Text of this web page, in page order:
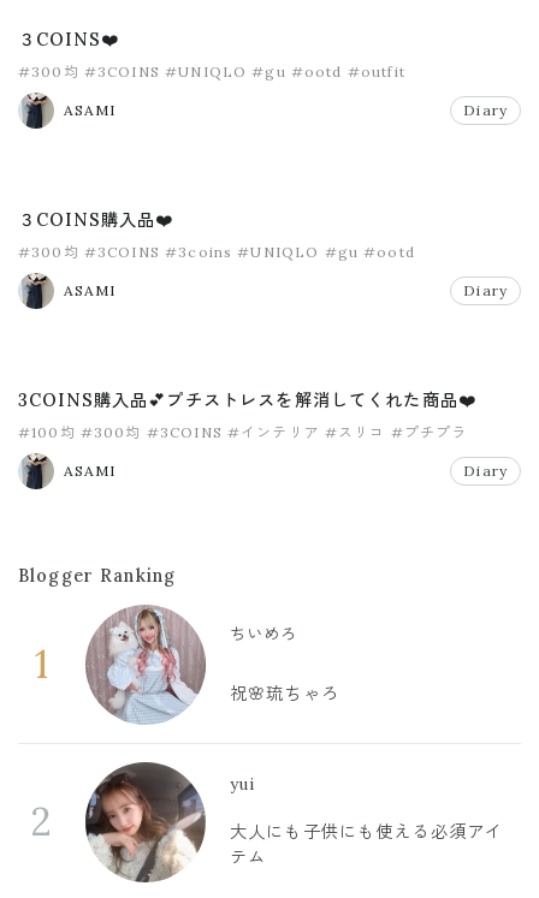
３COINS❤️
#300均 #3COINS #UNIQLO #gu #ootd #outfit
ASAMI Diary
３COINS購入品❤️
#300均 #3COINS #3coins #UNIQLO #gu #ootd
ASAMI Diary
3COINS購入品💕プチストレスを解消してくれた商品❤️
#100均 #300均 #3COINS #インテリア #スリコ #プチプラ
ASAMI Diary
Blogger Ranking
1
ちいめろ
祝🌸琉ちゃろ
2
yui
大人にも子供にも使える必須アイ
テム